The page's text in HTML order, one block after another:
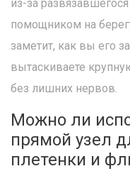
из-за
помощником на
заметит, как вы его
вытаскиваете
без лишних нервов.
Можно ли
прямой узел
плетенки и